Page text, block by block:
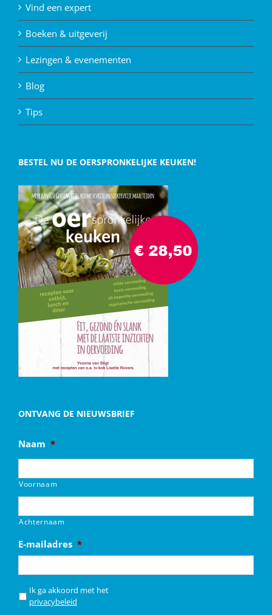
Vind een expert
Boeken & uitgeverij
Lezingen & evenementen
Blog
Tips
BESTEL NU DE OERSPRONKELIJKE KEUKEN!
ONTVANG DE NIEUWSBRIEF
Naam *
Voornaam
Achternaam
E-mailadres *
Ik ga akkoord met het
privacybeleid